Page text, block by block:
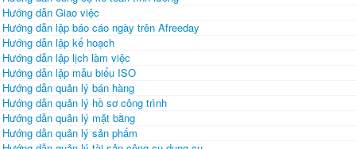
Hướng dẫn Giao việc
Hướng dẫn lập báo cáo ngày trên Afreeday
Hướng dẫn lập kế hoạch
Hướng dẫn lập lịch làm việc
Hướng dẫn lập mẫu biểu ISO
Hướng dẫn quản lý bán hàng
Hướng dẫn quản lý hồ sơ công trình
Hướng dẫn quản lý mặt bằng
Hướng dẫn quản lý sản phẩm